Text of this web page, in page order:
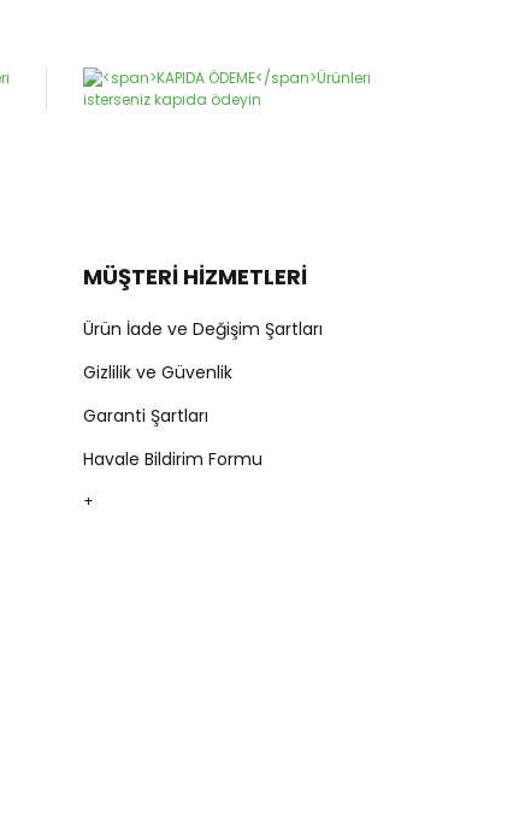
MÜŞTERİ HİZMETLERİ
Ürün İade ve Değişim Şartları
Gizlilik ve Güvenlik
Garanti Şartları
Havale Bildirim Formu
+